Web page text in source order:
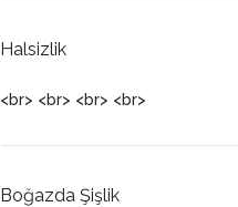
Halsizlik
<br> <br> <br> <br>
Boğazda Şişlik